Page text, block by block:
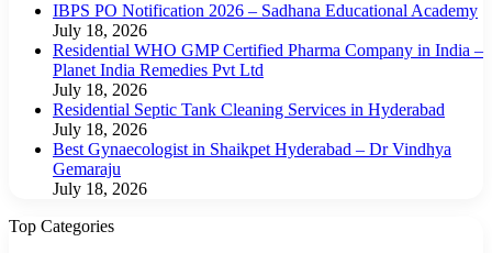
IBPS PO Notification 2026 – Sadhana Educational Academy
July 18, 2026
Residential WHO GMP Certified Pharma Company in India –
Planet India Remedies Pvt Ltd
July 18, 2026
Residential Septic Tank Cleaning Services in Hyderabad
July 18, 2026
Best Gynaecologist in Shaikpet Hyderabad – Dr Vindhya
Gemaraju
July 18, 2026
Top Categories